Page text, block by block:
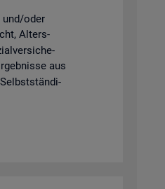
und/oder
Al­ters­
aus